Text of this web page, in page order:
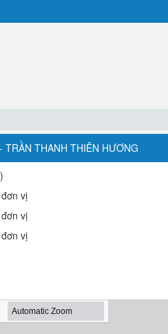
TRẦN THANH THIÊN HƯƠNG
vị
vị
vị